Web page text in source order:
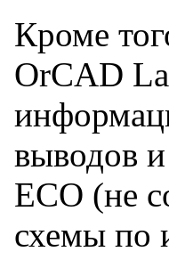
Кроме
OrCAD
выводов
ЕСО (не
схемы по